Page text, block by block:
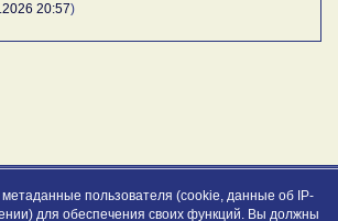
20:57)
метаданные пользователя (cookie, данные об IP-
для обеспечения своих функций. Вы должны